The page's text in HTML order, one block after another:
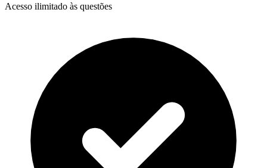
Acesso ilimitado às questões